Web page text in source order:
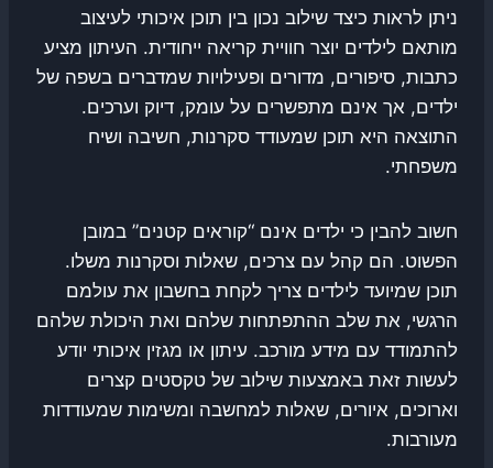
ניתן לראות כיצד שילוב נכון בין תוכן איכותי לעיצוב
מותאם לילדים יוצר חוויית קריאה ייחודית. העיתון מציע
כתבות, סיפורים, מדורים ופעילויות שמדברים בשפה של
ילדים, אך אינם מתפשרים על עומק, דיוק וערכים.
התוצאה היא תוכן שמעודד סקרנות, חשיבה ושיח
משפחתי.
חשוב להבין כי ילדים אינם “קוראים קטנים” במובן
הפשוט. הם קהל עם צרכים, שאלות וסקרנות משלו.
תוכן שמיועד לילדים צריך לקחת בחשבון את עולמם
הרגשי, את שלב ההתפתחות שלהם ואת היכולת שלהם
להתמודד עם מידע מורכב. עיתון או מגזין איכותי יודע
לעשות זאת באמצעות שילוב של טקסטים קצרים
וארוכים, איורים, שאלות למחשבה ומשימות שמעודדות
מעורבות.